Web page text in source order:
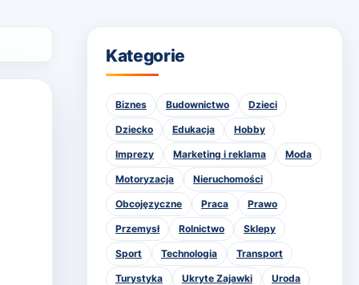
Kategorie
Biznes Budownictwo Dzieci
Dziecko Edukacja Hobby
Imprezy Marketing i reklama Moda
Motoryzacja Nieruchomości
Obcojęzyczne Praca Prawo
Przemysł Rolnictwo Sklepy
Sport Technologia Transport
Turystyka Ukryte Zajawki Uroda